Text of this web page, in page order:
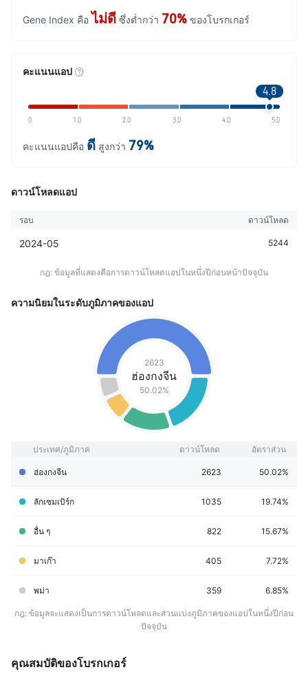
Gene Index คือ ไม่ดี ซึ่งต่ำกว่า 70% ของโบรกเกอร์
คะแนนแอป
4.8
0 1.0 2.0 3.0 4.0 5.0
คะแนนแอปคือ ดี สูงกว่า 79%
ดาวน์โหลดแอป
รอบ ดาวน์โหลด
2024-05 5244
กฎ: ข้อมูลที่แสดงคือการดาวน์โหลดแอปในหนึ่งปีก่อนหน้าปัจจุบัน
ความนิยมในระดับภูมิภาคของแอป
2623
ฮ่องกงจีน
50.02%
ประเทศ/ภูมิภาค ดาวน์โหลด อัตราส่วน
ฮ่องกงจีน 2623 50.02%
ลักเซมเบิร์ก 1035 19.74%
อื่น ๆ 822 15.67%
มาเก๊า 405 7.72%
พม่า 359 6.85%
กฎ: ข้อมูลจะแสดงเป็นการดาวน์โหลดและส่วนแบ่งภูมิภาคของแอปในหนึ่งปีก่อน
ปัจจุบัน
คุณสมบัติของโบรกเกอร์